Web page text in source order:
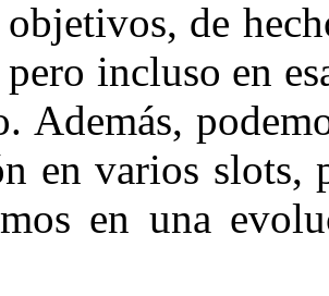
de
incluso en
Además,
en varios slots,
en una